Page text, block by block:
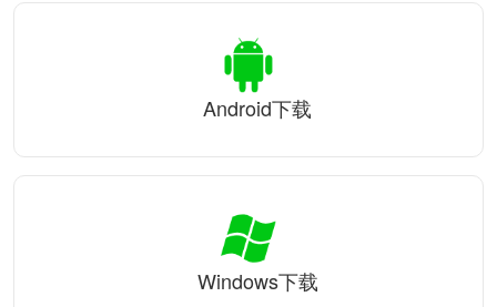
Android下载
Windows下载